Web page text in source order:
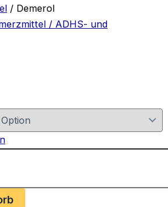
/ Demerol
/ ADHS- und